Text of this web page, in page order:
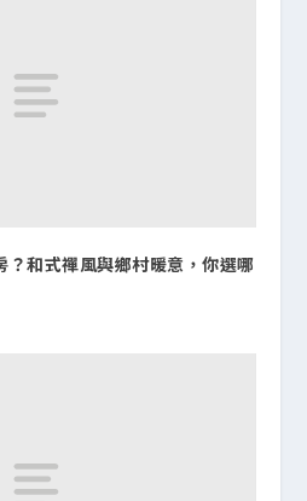
？和式禪風與鄉村暖意，你選哪